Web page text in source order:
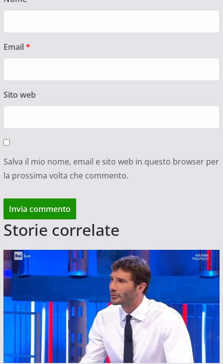
Email *
Sito web
Salva il mio nome, email e sito web in questo browser per
la prossima volta che commento.
Storie correlate